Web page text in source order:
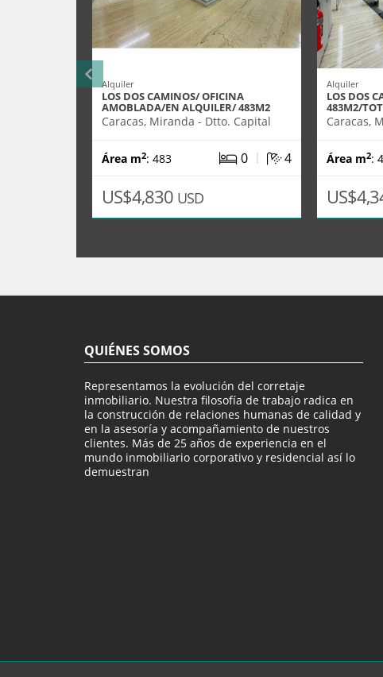
Alquiler
LOS DOS CAMINOS/ OFICINA
AMOBLADA/EN ALQUILER/ 483M2
Caracas, Miranda - Dtto. Capital
Área m2: 483 0 | 4
US$4,830 USD
Alquiler
LOS DOS
483M2/
Caracas,
Área m2:
QUIÉNES SOMOS
Representamos la evolución del corretaje
inmobiliario. Nuestra filosofía de trabajo radica en
la construcción de relaciones humanas de calidad y
en la asesoría y acompañamiento de nuestros
clientes. Más de 25 años de experiencia en el
mundo inmobiliario corporativo y residencial así lo
demuestran